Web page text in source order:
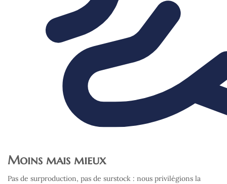
Moins mais mieux
Pas de surproduction, pas de surstock : nous privilégions la